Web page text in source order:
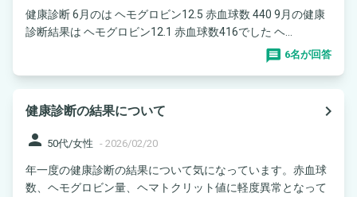
健康診断 6月のは ヘモグロビン12.5 赤血球数 440 9月の健康
診断結果は ヘモグロビン12.1 赤血球数416でした ヘ...
6名が回答
健康診断の結果について
navigate_next
person 50代/女性 - 2026/02/20
年一度の健康診断の結果について気になっています。赤血球
数、ヘモグロビン量、ヘマトクリット値に軽度異常となって